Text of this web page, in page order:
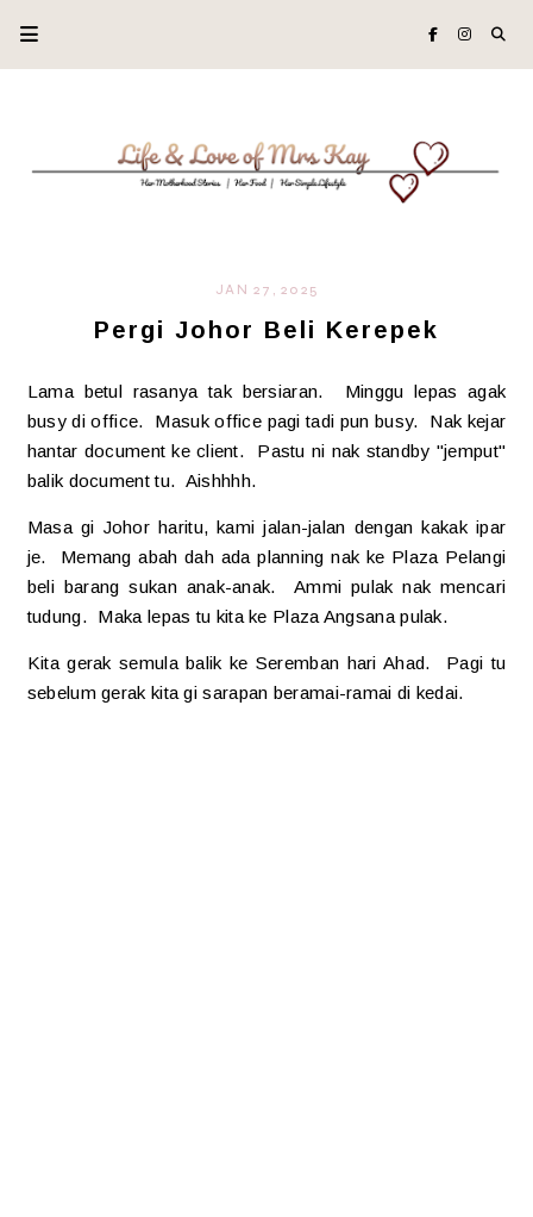
JAN 27, 2025
Pergi Johor Beli Kerepek
Lama betul rasanya tak bersiaran. Minggu lepas agak
busy di office. Masuk office pagi tadi pun busy. Nak kejar
hantar document ke client. Pastu ni nak standby "jemput"
balik document tu. Aishhhh.
Masa gi Johor haritu, kami jalan-jalan dengan kakak ipar
je. Memang abah dah ada planning nak ke Plaza Pelangi
beli barang sukan anak-anak. Ammi pulak nak mencari
tudung. Maka lepas tu kita ke Plaza Angsana pulak.
Kita gerak semula balik ke Seremban hari Ahad. Pagi tu
sebelum gerak kita gi sarapan beramai-ramai di kedai.